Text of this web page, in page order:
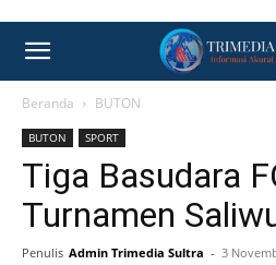
Beranda BUTON
BUTON SPORT
Tiga Basudara
Turnamen
Penulis Admin Trimedia Sultra - 3